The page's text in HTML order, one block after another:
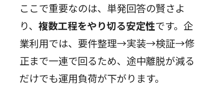
ここで重要なのは、単発回答の賢さよ
り、 複数工程をやり切る安定性です。企
業利用では、要件整理→実装→検証→修
正まで一連で回るため、途中離脱が減る
だけでも運用負荷が下がります。